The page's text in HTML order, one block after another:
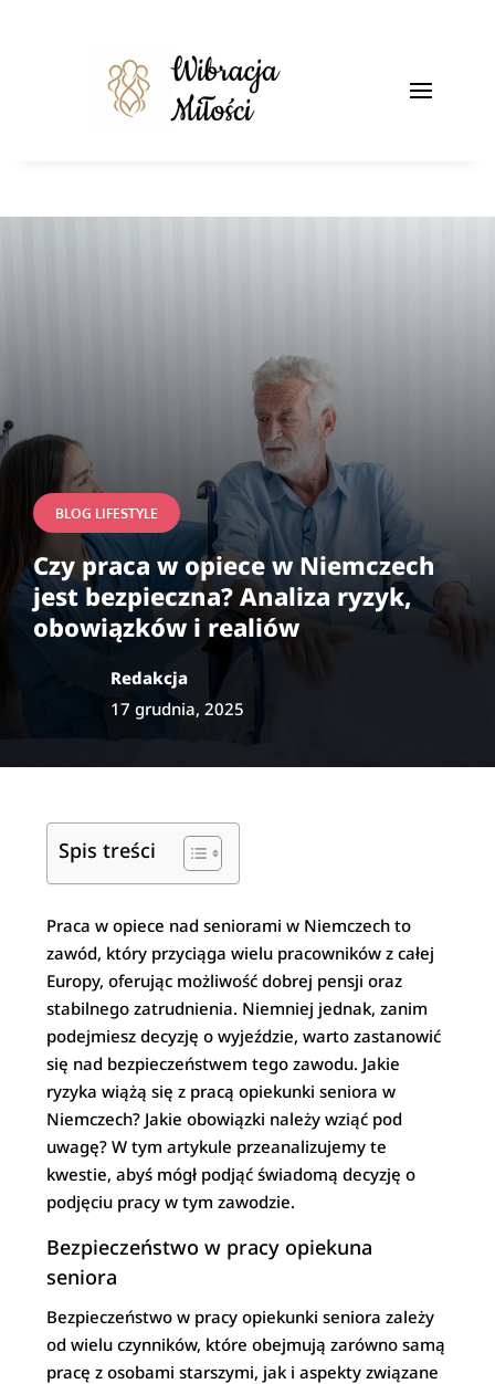
BLOG LIFESTYLE
Czy praca w opiece w Niemczech
jest bezpieczna? Analiza ryzyk,
obowiązków i realiów
Redakcja
17 grudnia, 2025
Spis treści
Praca w opiece nad seniorami w Niemczech to
zawód, który przyciąga wielu pracowników z całej
Europy, oferując możliwość dobrej pensji oraz
stabilnego zatrudnienia. Niemniej jednak, zanim
podejmiesz decyzję o wyjeździe, warto zastanowić
się nad bezpieczeństwem tego zawodu. Jakie
ryzyka wiążą się z pracą opiekunki seniora w
Niemczech? Jakie obowiązki należy wziąć pod
uwagę? W tym artykule przeanalizujemy te
kwestie, abyś mógł podjąć świadomą decyzję o
podjęciu pracy w tym zawodzie.
Bezpieczeństwo w pracy opiekuna
seniora
Bezpieczeństwo w pracy opiekunki seniora zależy
od wielu czynników, które obejmują zarówno samą
pracę z osobami starszymi, jak i aspekty związane